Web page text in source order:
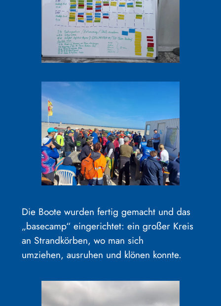
Die Boote wurden fertig gemacht und das
„basecamp“ eingerichtet: ein großer Kreis
an Strandkörben, wo man sich
umziehen, ausruhen und klönen konnte.